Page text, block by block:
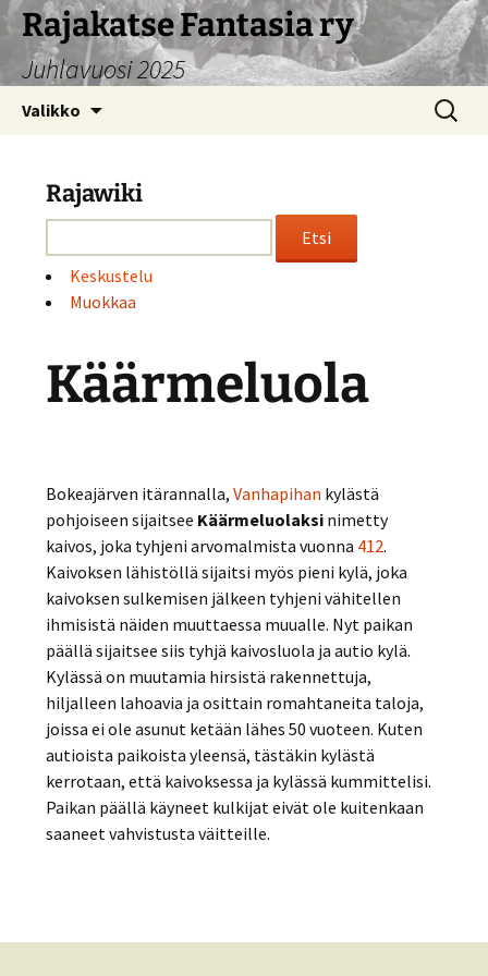
Siirry
sisältöön
Rajakatse Fantasia ry
Juhlavuosi 2025
Valikko Haku:
Rajawiki
Keskustelu
Muokkaa
Käärmeluola
Bokeajärven itärannalla,Vanhapihan kylästä
pohjoiseen sijaitsee Käärmeluolaksi nimetty
kaivos, joka tyhjeni arvomalmista vuonna 412.
Kaivoksen lähistöllä sijaitsi myös pieni kylä, joka
kaivoksen sulkemisen jälkeen tyhjeni vähitellen
ihmisistä näiden muuttaessa muualle. Nyt paikan
päällä sijaitsee siis tyhjä kaivosluola ja autio kylä.
Kylässä on muutamia hirsistä rakennettuja,
hiljalleen lahoavia ja osittain romahtaneita taloja,
joissa ei ole asunut ketään lähes 50 vuoteen. Kuten
autioista paikoista yleensä, tästäkin kylästä
kerrotaan, että kaivoksessa ja kylässä kummittelisi.
Paikan päällä käyneet kulkijat eivät ole kuitenkaan
saaneet vahvistusta väitteille.